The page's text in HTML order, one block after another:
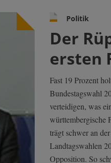
Politik
Der
ersten
Fast 19 Prozent
Bundestagswahl
verteidigen, was
württembergische
trägt schwer an
Landtagswahlen
Opposition. So